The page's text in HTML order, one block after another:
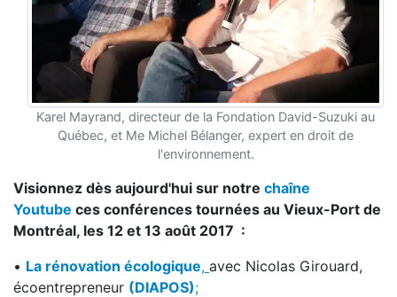
Karel Mayrand, directeur de la Fondation David-Suzuki au
Québec, et Me Michel Bélanger, expert en droit de
l'environnement.
Visionnez dès aujourd'hui sur notre chaîne
Youtube ces conférences tournées au Vieux-Port de
Montréal, les 12 et 13 août 2017 :
• La rénovation écologique, avec Nicolas Girouard,
écoentrepreneur (DIAPOS);